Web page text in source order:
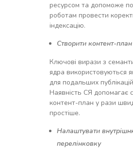
ресурсом та допоможе
роботам провести
індексацію.
Створити контент-план
Ключові вирази з
ядра використовуються
для подальших
Наявність СЯ допомагає
контент-план у рази
простіше.
Налаштувати
перелінковку